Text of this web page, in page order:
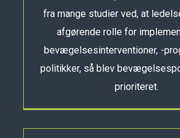
fra mange studier ved, at
afgørende rolle for
bevægelsesinterventioner, -
politikker, så blev
prioriteret.